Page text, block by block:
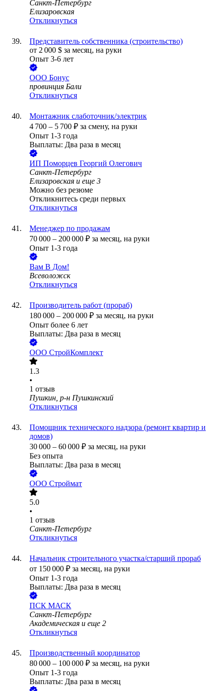
Санкт-Петербург
Елизаровская
Откликнуться
Представитель собственника (строительство)
от 2 000 $ за месяц, на руки
Опыт 3-6 лет
ООО Бонус
провинция Бали
Откликнуться
Монтажник слаботочник/электрик
4 700 – 5 700 ₽ за смену, на руки
Опыт 1-3 года
Выплаты: Два раза в месяц
ИП Поморцев Георгий Олегович
Санкт-Петербург
Елизаровская и еще 3
Можно без резюме
Откликнитесь среди первых
Откликнуться
Менеджер по продажам
70 000 – 200 000 ₽ за месяц, на руки
Опыт 1-3 года
Вам В Дом!
Всеволожск
Откликнуться
Производитель работ (прораб)
180 000 – 200 000 ₽ за месяц, на руки
Опыт более 6 лет
Выплаты: Два раза в месяц
ООО СтройКомплект
1.3
•
1 отзыв
Пушкин, р-н Пушкинский
Откликнуться
Помощник технического надзора (ремонт квартир и
домов)
30 000 – 60 000 ₽ за месяц, на руки
Без опыта
Выплаты: Два раза в месяц
ООО Строймат
5.0
•
1 отзыв
Санкт-Петербург
Откликнуться
Начальник строительного участка/старший прораб
от 150 000 ₽ за месяц, на руки
Опыт 1-3 года
Выплаты: Два раза в месяц
ПСК МАСК
Санкт-Петербург
Академическая и еще 2
Откликнуться
Производственный координатор
80 000 – 100 000 ₽ за месяц, на руки
Опыт 1-3 года
Выплаты: Два раза в месяц